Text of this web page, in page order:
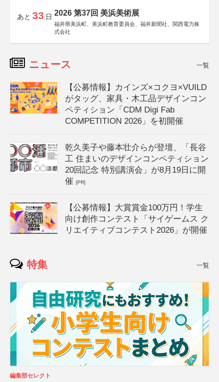
あと 33 日 2026 第37回 美浜美術展
福井県美浜町、美浜町教育委員会、福井新聞社、関西電力株
式会社
ニュース 一覧
【公募情報】カインズ×コクヨ×VUILD
がタッグ、家具・木工品デザインコン
ペティション「CDM Digi Fab
COMPETITION 2026」を初開催
乾久美子や藤本壮介らが登壇、「長谷
工 住まいのデザインコンペティション
20回記念 特別講演会」が8月19日に開
催[PR]
【公募情報】大賞賞金100万円！学生
向け創作コンテスト「サイゲームス ク
リエイティブコンテスト2026」が開催
特集 一覧
編集部セレクト